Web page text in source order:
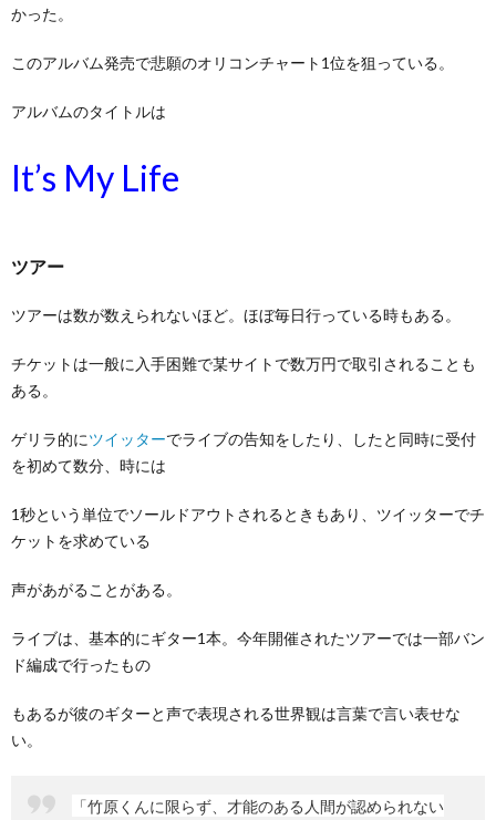
かった。
このアルバム発売で悲願のオリコンチャート1位を狙っている。
アルバムのタイトルは
It’s My Life
ツアー
ツアーは数が数えられないほど。ほぼ毎日行っている時もある。
チケットは一般に入手困難で某サイトで数万円で取引されることも
ある。
ゲリラ的にツイッターでライブの告知をしたり、したと同時に受付
を初めて数分、時には
1秒という単位でソールドアウトされるときもあり、ツイッターでチ
ケットを求めている
声があがることがある。
ライブは、基本的にギター1本。今年開催されたツアーでは一部バン
ド編成で行ったもの
もあるが彼のギターと声で表現される世界観は言葉で言い表せな
い。
「竹原くんに限らず、才能のある人間が認められない